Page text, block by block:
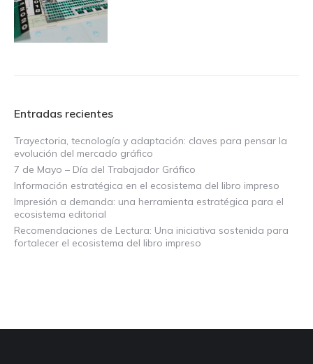
Entradas recientes
Trayectoria, tecnología y adaptación: claves para pensar la
evolución del mercado gráfico
7 de Mayo – Día del Trabajador Gráfico
Información estratégica en el ecosistema del libro impreso
Impresión a demanda: una herramienta estratégica para el
ecosistema editorial
Recomendaciones de Lectura: Una iniciativa sostenida para
fortalecer el ecosistema del libro impreso